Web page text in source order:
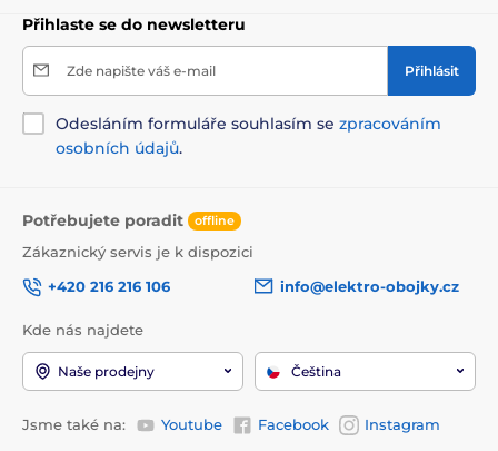
Přihlaste se do newsletteru
Zde napište váš e-mail Přihlásit
Odesláním formuláře souhlasím se zpracováním
osobních údajů.
Potřebujete poradit offline
Zákaznický servis je k dispozici
+420 216 216 106
info@elektro-obojky.cz
Kde nás najdete
Naše prodejny Čeština
Jsme také na: Youtube Facebook Instagram